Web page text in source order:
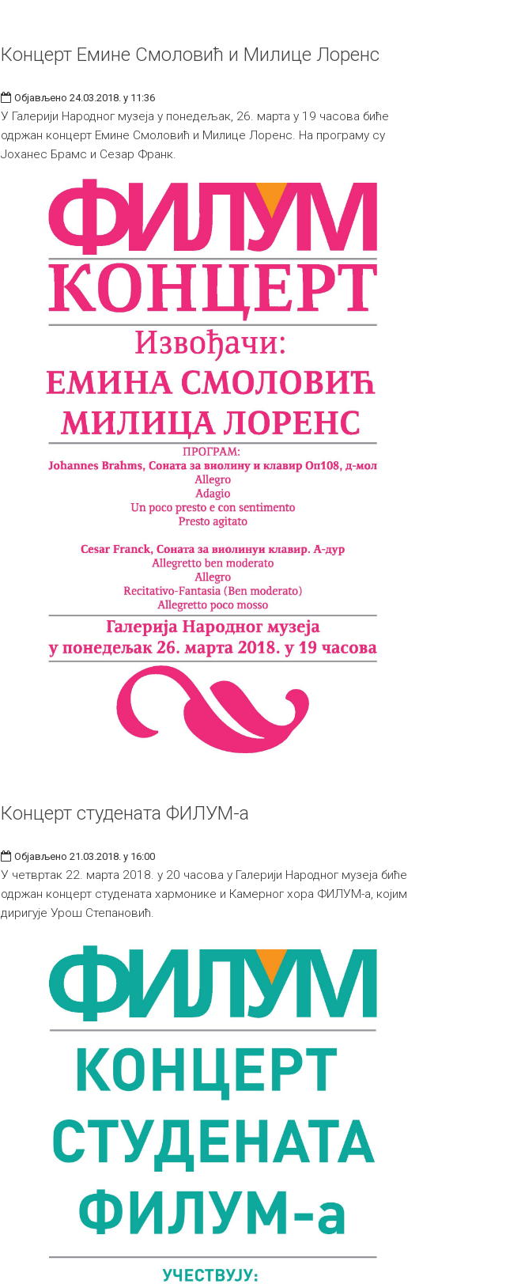
Концерт Емине Смоловић и Милице Лоренс
Објављено 24.03.2018. у 11:36
У Галерији Народног музеја у понедељак, 26. марта у 19 часова биће
одржан концерт Емине Смоловић и Милице Лоренс. На програму су
Јоханес Брамс и Сезар Франк.
Концерт студената ФИЛУМ-а
Објављено 21.03.2018. у 16:00
У четвртак 22. марта 2018. у 20 часова у Галерији Народног музеја биће
одржан концерт студената хармонике и Камерног хора ФИЛУМ-а, којим
диригује Урош Степановић.